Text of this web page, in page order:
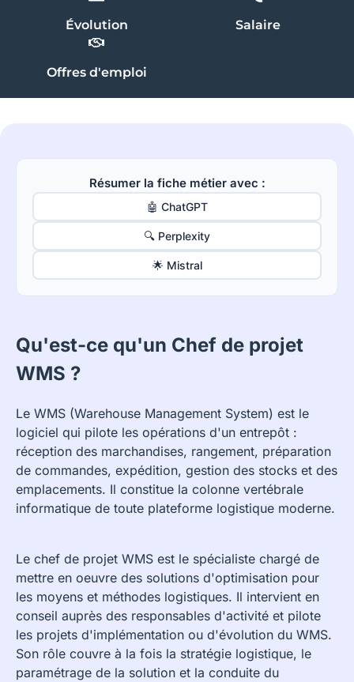
Évolution Salaire
Offres d'emploi
Résumer la fiche métier avec :
🤖 ChatGPT
🔍 Perplexity
🌟 Mistral
Qu'est-ce qu'un Chef de projet
WMS ?
Le WMS (Warehouse Management System) est le
logiciel qui pilote les opérations d'un entrepôt :
réception des marchandises, rangement, préparation
de commandes, expédition, gestion des stocks et des
emplacements. Il constitue la colonne vertébrale
informatique de toute plateforme logistique moderne.
Le chef de projet WMS est le spécialiste chargé de
mettre en oeuvre des solutions d'optimisation pour
les moyens et méthodes logistiques. Il intervient en
conseil auprès des responsables d'activité et pilote
les projets d'implémentation ou d'évolution du WMS.
Son rôle couvre à la fois la stratégie logistique, le
paramétrage de la solution et la conduite du